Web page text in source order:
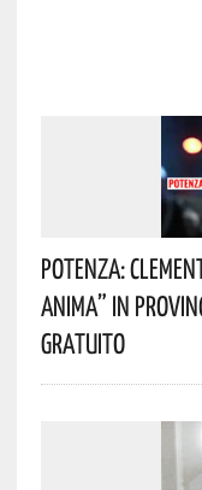
Potenza:
Anima” In
Gratuito